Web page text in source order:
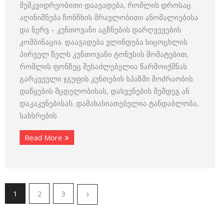
მემკვიდრეობითი დაავადება, რომლის დროსაც
აღინიშნება ჩონჩხის მრავლობითი ანომალიებისა
და ნერვ – კუნთოვანი აგზნების დარღვევების
კომბინაცია. დაავადება ვლინდება სიცოცხლის
პირველ წელს კუნთოვანი ტონუსის მომატებით,
რომლის ფონზეც შესაძლებელია წარმოიქმნას
გარკვეული ჯგუფის კუნთების სპაზმი მოძრაობის
დაწყების მცდელობისას, დასვენების შემდეგ ან
დაკაკუნებისას. დამახასიათებელია ტანდაბლობა,
სახსრების
Read More
1 2 3